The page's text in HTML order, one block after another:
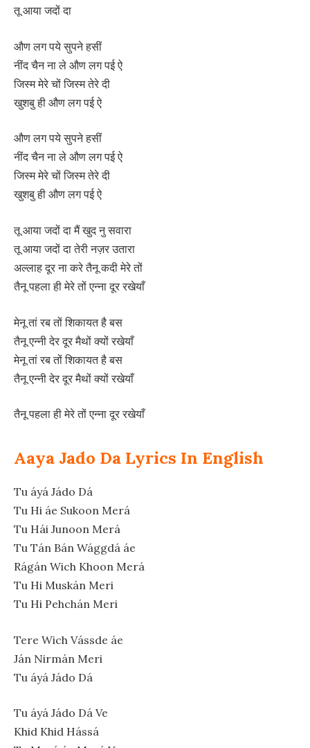
तू आया जदों दा
औण लग पये सुपने हसीं
नींद चैन ना ले औण लग पई ऐ
जिस्म मेरे चों जिस्म तेरे दी
खुशबु ही औण लग पई ऐ
औण लग पये सुपने हसीं
नींद चैन ना ले औण लग पई ऐ
जिस्म मेरे चों जिस्म तेरे दी
खुशबु ही औण लग पई ऐ
तू आया जदों दा मैं खुद नु सवारा
तू आया जदों दा तेरी नज़र उतारा
अल्लाह दूर ना करे तैनू कदी मेरे तों
तैनू पहला ही मेरे तों एन्ना दूर रखेयाँ
मेनू तां रब तों शिकायत है बस
तैनू एन्नी देर दूर मैथों क्यों रखेयाँ
मेनू तां रब तों शिकायत है बस
तैनू एन्नी देर दूर मैथों क्यों रखेयाँ
तैनू पहला ही मेरे तों एन्ना दूर रखेयाँ
Aaya Jado Da Lyrics In English
Tu áyá Jádo Dá
Tu Hi áe Sukoon Merá
Tu Hái Junoon Merá
Tu Tán Bán Wággdá áe
Rágán Wich Khoon Merá
Tu Hi Muskán Meri
Tu Hi Pehchán Meri
Tere Wich Vássde áe
Ján Nirmán Meri
Tu áyá Jádo Dá
Tu áyá Jádo Dá Ve
Khid Khid Hássá